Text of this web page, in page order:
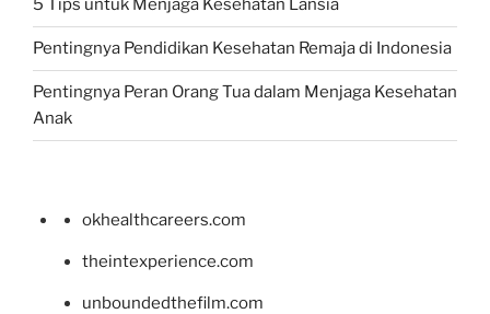
5 Tips untuk Menjaga Kesehatan Lansia
Pentingnya Pendidikan Kesehatan Remaja di Indonesia
Pentingnya Peran Orang Tua dalam Menjaga Kesehatan
Anak
okhealthcareers.com
theintexperience.com
unboundedthefilm.com